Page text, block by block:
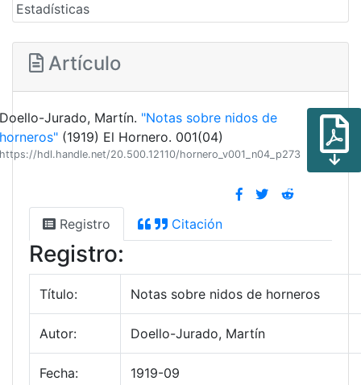
Estadísticas
Artículo
Doello-Jurado, Martín. "Notas sobre nidos de
horneros" (1919) El Hornero. 001(04)
https://hdl.handle.net/20.500.12110/hornero_v001_n04_p273
Registro Citación
Registro:
Título: Notas sobre nidos de horneros
Autor: Doello-Jurado, Martín
Fecha: 1919-09